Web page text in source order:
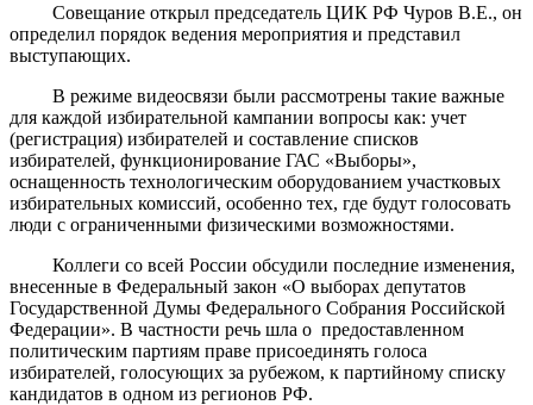
Совещание открыл председатель ЦИК РФ Чуров В.Е., он
определил порядок ведения мероприятия и представил
выступающих.
В режиме видеосвязи были рассмотрены такие важные
для каждой избирательной кампании вопросы как: учет
(регистрация) избирателей и составление списков
избирателей, функционирование ГАС «Выборы»,
оснащенность технологическим оборудованием участковых
избирательных комиссий, особенно тех, где будут голосовать
люди с ограниченными физическими возможностями.
Коллеги со всей России обсудили последние изменения,
внесенные в Федеральный закон «О выборах депутатов
Государственной Думы Федерального Собрания Российской
Федерации». В частности речь шла о предоставленном
политическим партиям праве присоединять голоса
избирателей, голосующих за рубежом, к партийному списку
кандидатов в одном из регионов РФ.